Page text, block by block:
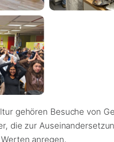
gehören Besuche von
die zur
anregen.